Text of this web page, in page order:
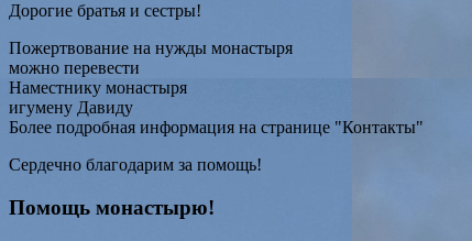
Дорогие братья и сестры!
Пожертвование на нужды монастыря
можно перевести
Наместнику монастыря
игумену Давиду
Более подробная информация на странице "Контакты"
Сердечно благодарим за помощь!
Помощь монастырю!